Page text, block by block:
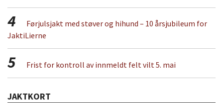
4
Førjulsjakt med støver og hihund – 10 årsjubileum for
JaktiLierne
5 Frist for kontroll av innmeldt felt vilt 5. mai
JAKTKORT